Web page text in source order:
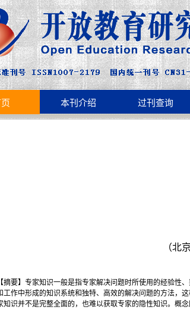
本刊介绍 过刊查询
（北
【摘要】 专家知识一般是指专家解决问题时所使用的经验性
工作中形成的知识系统和独特、高效的解决问题的方法，
知识并不是完整全面的，也难以获取专家的隐性知识。概